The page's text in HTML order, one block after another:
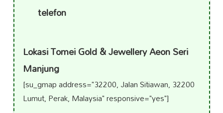
telefon
Lokasi Tomei Gold & Jewellery Aeon Seri
Manjung
[su_gmap address="32200, Jalan Sitiawan, 32200
Lumut, Perak, Malaysia" responsive="yes"]